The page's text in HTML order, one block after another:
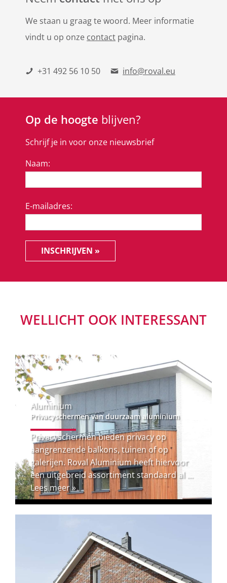
We staan u graag te woord. Meer informatie
vindt u op onze contact pagina.
+31 492 56 10 50 info@roval.eu
Op de hoogte blijven?
Schrijf je in voor onze nieuwsbrief
Naam:
E-mailadres:
INSCHRIJVEN »
WELLICHT OOK INTERESSANT
Aluminium
Privacyschermen van duurzaam aluminium
Privacyschermen bieden privacy op
aangrenzende balkons, tuinen of op
galerijen. Roval Aluminium heeft hiervoor
een uitgebreid assortiment standaard al ...
Lees meer »